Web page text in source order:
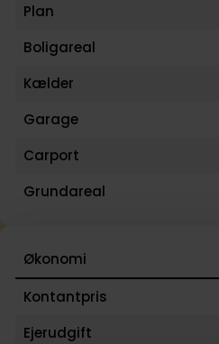
Plan
Boligareal
Kælder
Garage
Carport
Grundareal
Økonomi
Kontantpris
Ejerudgift